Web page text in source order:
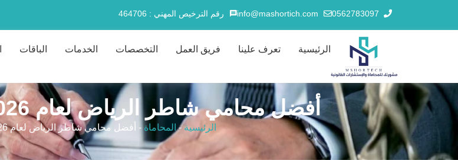
0562783097
info@mashortich.com رقم الترخيص المهني : 464706
الرئيسية تعرف علينا فريق العمل التخصصات الخدمات الباقات
أفضل محامي شاطر الرياض لعام 2026 – مشورتك للمحاماة
الرئيسية- المحاماة - أفضل محامي شاطر الرياض لعام 2026 – مشورتك للمحاماة